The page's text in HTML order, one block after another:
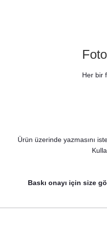
Günü Hangover Kit Kesesi
Her bir
Ürün üzerinde yazmasını
Baskı onayı için size